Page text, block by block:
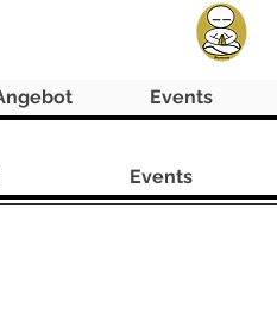
Events
Events